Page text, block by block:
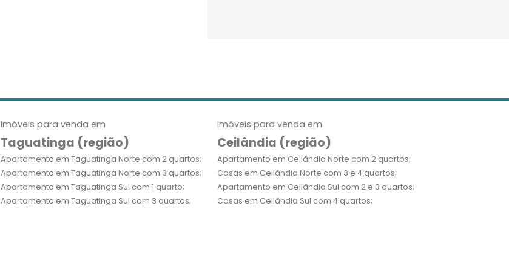
Imóveis para venda em
Taguatinga (região)
Apartamento em Taguatinga Norte com 2 quartos;
Apartamento em Taguatinga Norte com 3 quartos;
Apartamento em Taguatinga Sul com 1 quarto;
Apartamento em Taguatinga Sul com 3 quartos;
Imóveis para venda em
Ceilândia (região)
Apartamento em Ceilândia Norte com 2 quartos;
Casas em Ceilândia Norte com 3 e 4 quartos;
Apartamento em Ceilândia Sul com 2 e 3 quartos;
Casas em Ceilândia Sul com 4 quartos;